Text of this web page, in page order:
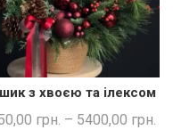
ШВИДКА ПОКУПКА
з хвоєю та ілексом
грн. – 5400,00 грн.